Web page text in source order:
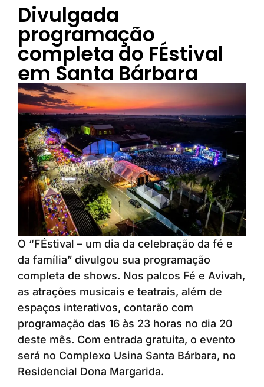
Divulgada
programação
completa do FÉstival
em Santa Bárbara
O “FÉstival – um dia da celebração da fé e
da família” divulgou sua programação
completa de shows. Nos palcos Fé e Avivah,
as atrações musicais e teatrais, além de
espaços interativos, contarão com
programação das 16 às 23 horas no dia 20
deste mês. Com entrada gratuita, o evento
será no Complexo Usina Santa Bárbara, no
Residencial Dona Margarida.